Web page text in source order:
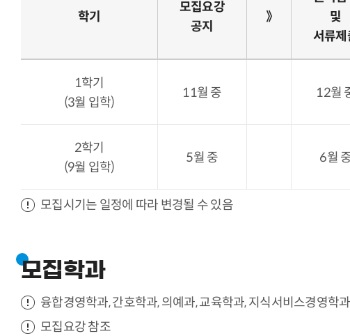
학기
모집요강
공지
》
및
서류제
1학기
(3월 입학)
11월 중 12월
2학기
(9월 입학)
5월 중 6월
모집시기는 일정에 따라 변경될 수 있음
모집학과
융합경영학과, 간호학과, 의예과, 교육학과, 지식서비스경영학
모집요강 참조